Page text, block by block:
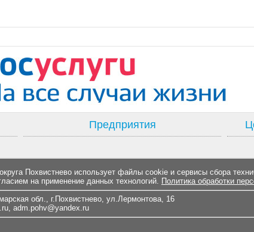
Предприятия
Похвистнево использует файлы cookie и сервисы сбора
на применение данных технологий. Политика обработки
обл., г.Похвистнево, ул.Лермонтова, 16
, adm.pohv@yandex.ru